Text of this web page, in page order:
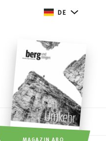
DE
MAGAZIN ABO